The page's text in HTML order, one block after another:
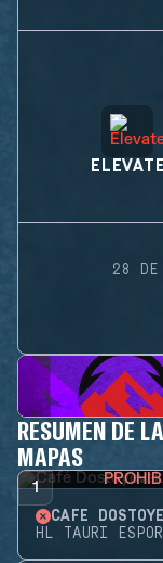
ELEVATE
28
RESUMEN DE
MAPAS
1
CAFÉ
HL TAURI